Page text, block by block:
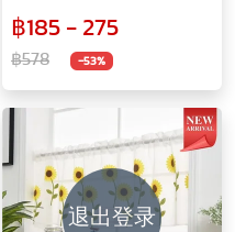
รุ่น YR1806 และ YR1835-1 ( 1
ผืน)
฿185 - 275
฿578 -53%
退出登录